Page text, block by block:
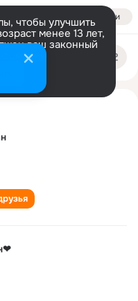
Войти
чтобы улучшить
менее 13 лет,
ваш законный